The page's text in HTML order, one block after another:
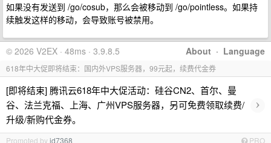
如果没有发送到 /go/cosub，那么会被移动到 /go/pointless。如果持
续触发这样的移动，会导致账号被禁用。
About · Language
© 2026 V2EX · 48ms · 3.9.8.5
618年中大促即将结束：国内外VPS服务器，99元起，续费代金券
[即将结束] 腾讯云618年中大促活动：硅谷CN2、首尔、曼
谷、法兰克福、上海、广州VPS服务器，另可免费领取续费/
升级/新购代金券。
›
Promoted byid7368 PRO